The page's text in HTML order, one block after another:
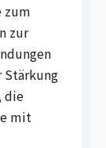
zum
zur
die
mit